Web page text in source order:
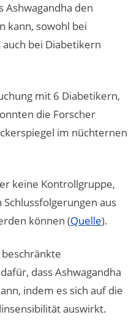
Ashwagandha den
kann, sowohl bei
auch bei Diabetikern
mit 6 Diabetikern,
die Forscher
im nüchternen
keine Kontrollgruppe,
aus
können (Quelle).
dass Ashwagandha
indem es sich auf die
auswirkt.